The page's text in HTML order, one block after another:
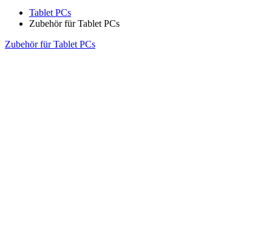
Tablet PCs
Zubehör für Tablet PCs
Zubehör für Tablet PCs